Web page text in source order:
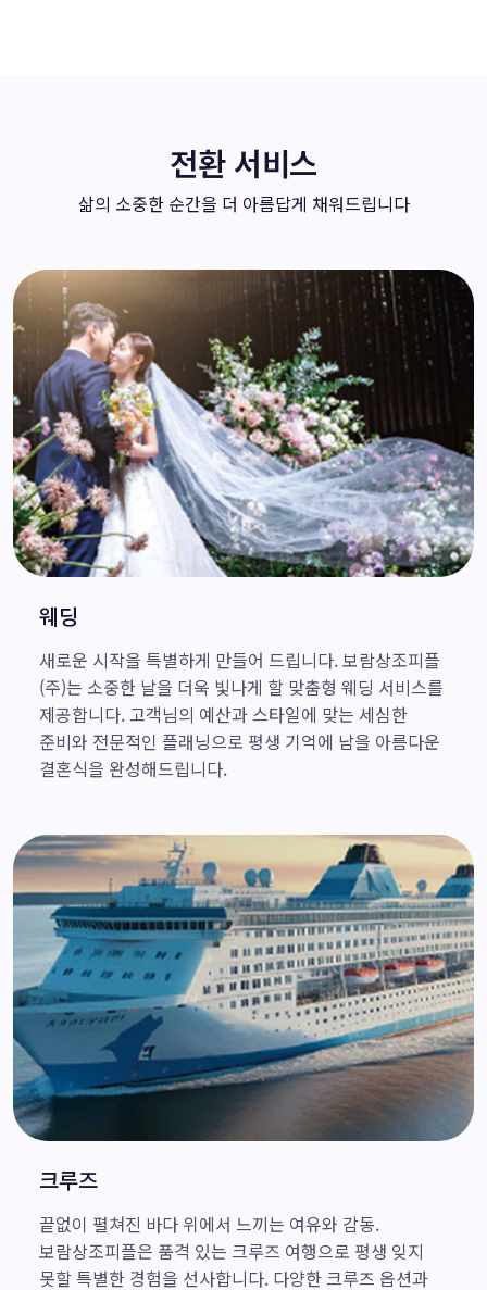
전환 서비스
삶의 소중한 순간을 더 아름답게 채워드립니다
웨딩
새로운 시작을 특별하게 만들어 드립니다. 보람상조피플
(주)는 소중한 날을 더욱 빛나게 할 맞춤형 웨딩 서비스를
제공합니다. 고객님의 예산과 스타일에 맞는 세심한
준비와 전문적인 플래닝으로 평생 기억에 남을 아름다운
결혼식을 완성해드립니다.
크루즈
끝없이 펼쳐진 바다 위에서 느끼는 여유와 감동.
보람상조피플은 품격 있는 크루즈 여행으로 평생 잊지
못할 특별한 경험을 선사합니다. 다양한 크루즈 옵션과